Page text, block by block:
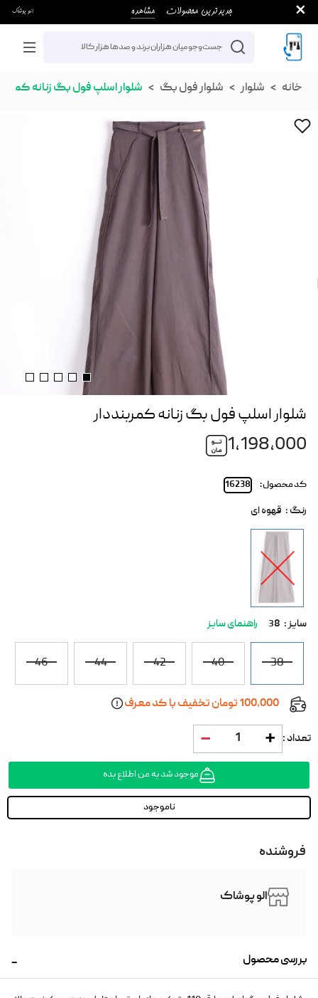
خانه شلوار شلوار فول بگ شلوار اسلپ فول بگ زنانه
شلوار اسلپ فول بگ زنانه کمربنددار
1,198,000
کد محصول : 16238
رنگ : قهوه ای
سایز : 38 راهنمای سایز
38
40
42
44
46
100,000 تومان تخفیف با کد معرف
تعداد : 1
موجود شد به من اطلاع بده
ناموجود
فروشنده
الو پوشاک
بررسی محصول